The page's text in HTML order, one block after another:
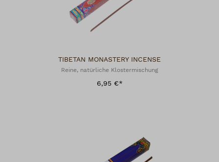
TIBETAN MONASTERY INCENSE
Reine, natürliche Klostermischung
6,95 €*